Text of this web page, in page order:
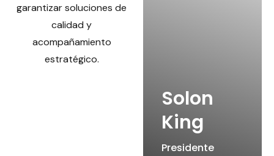
garantizar soluciones de
calidad y
acompañamiento
estratégico.
Solon
King
Presidente